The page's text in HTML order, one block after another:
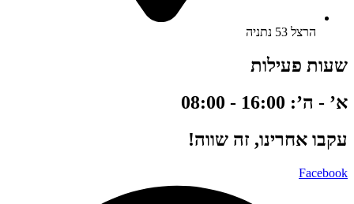
הרצל 53 נתניה
שעות פעילות
א’ - ה’: 16:00 - 08:00
עקבו אחרינו, זה שווה!
Facebook